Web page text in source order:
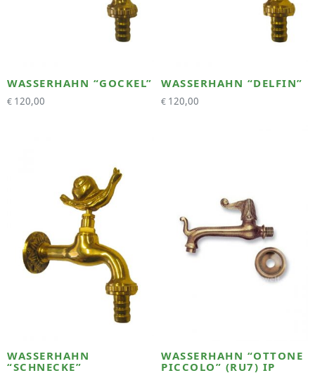
WASSERHAHN “GOCKEL”
€ 120,00
WASSERHAHN “DELFIN”
€ 120,00
WASSERHAHN
“SCHNECKE”
WASSERHAHN “OTTONE
PICCOLO” (RU7) IP